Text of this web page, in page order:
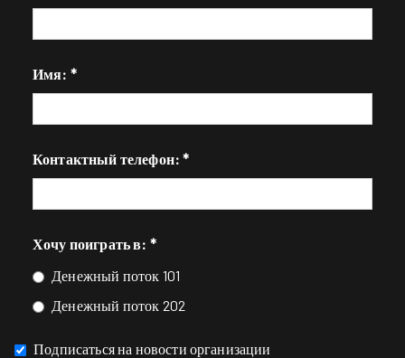
Имя: *
Контактный телефон: *
Хочу поиграть в: *
Денежный поток 101
Денежный поток 202
Подписаться на новости организации